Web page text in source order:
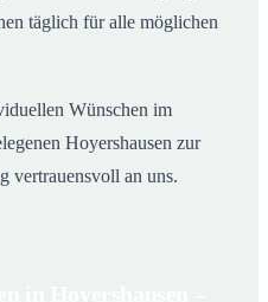
täglich für alle möglichen
Wünschen im
Hoyershausen zur
vertrauensvoll an uns.